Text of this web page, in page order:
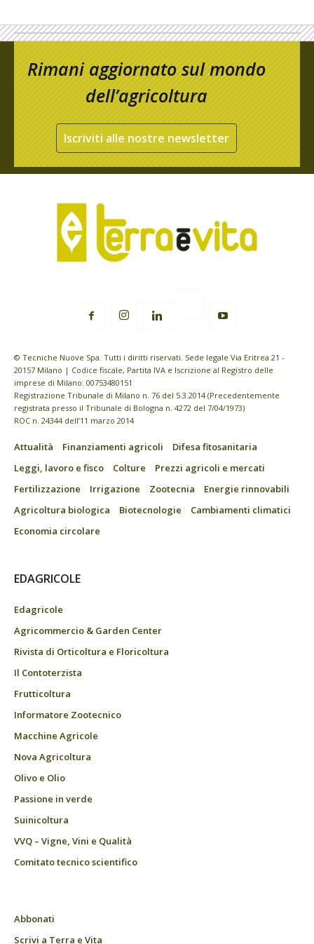
Rimani aggiornato sul mondo
dell’agricoltura
Iscriviti alle nostre newsletter
© Tecniche Nuove Spa. Tutti i diritti riservati. Sede legale Via Eritrea 21 -
20157 Milano | Codice fiscale, Partita IVA e Iscrizione al Registro delle
imprese di Milano: 00753480151
Registrazione Tribunale di Milano n. 76 del 5.3.2014 (Precedentemente
registrata presso il Tribunale di Bologna n. 4272 del 7/04/1973)
ROC n. 24344 dell’11 marzo 2014
Attualità Finanziamenti agricoli
Difesa fitosanitaria
Leggi, lavoro e fisco
Colture
Prezzi agricoli e mercati
Fertilizzazione
Irrigazione Zootecnia
Energie rinnovabili
Agricoltura biologica
Biotecnologie
Cambiamenti climatici
Economia circolare
EDAGRICOLE
Edagricole
Agricommercio & Garden Center
Rivista di Orticoltura e Floricoltura
Il Contoterzista
Frutticoltura
Informatore Zootecnico
Macchine Agricole
Nova Agricoltura
Olivo e Olio
Passione in verde
Suinicoltura
VVQ – Vigne, Vini e Qualità
Comitato tecnico scientifico
Abbonati
Scrivi a Terra e Vita